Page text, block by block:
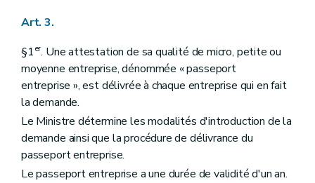
Art. 3.
§1er. Une attestation de sa qualité de micro, petite ou
moyenne entreprise, dénommée « passeport
entreprise », est délivrée à chaque entreprise qui en fait
la demande.
Le Ministre détermine les modalités d'introduction de la
demande ainsi que la procédure de délivrance du
passeport entreprise.
Le passeport entreprise a une durée de validité d'un an.